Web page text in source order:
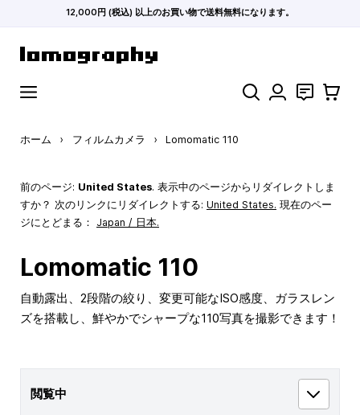
12,000円 (税込) 以上のお買い物で送料無料になります。
検索 お問い合わ
カート
ホーム › フィルムカメラ › Lomomatic 110
前のページ: United States. 表示中のページからリダイレクトしま
すか？ 次のリンクにリダイレクトする: United States. 現在のペー
ジにとどまる： Japan / 日本.
Lomomatic 110
自動露出、2段階の絞り、変更可能なISO感度、ガラスレン
ズを搭載し、鮮やかでシャープな110写真を撮影できます！
閲覧中